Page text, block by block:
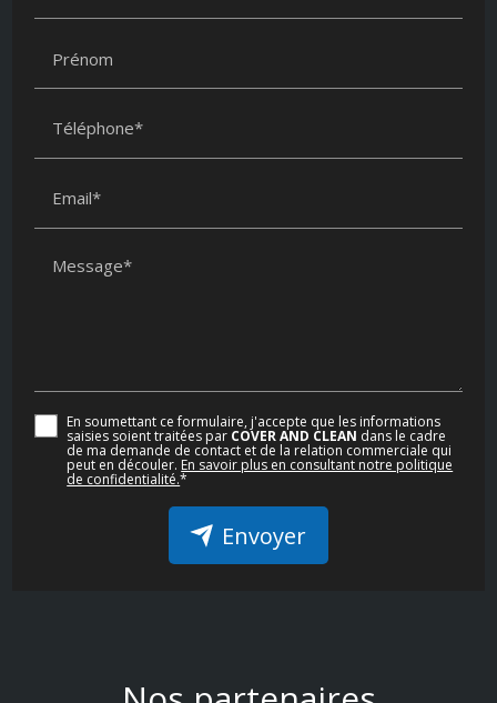
Prénom
Téléphone*
Email*
Message*
En soumettant ce formulaire, j'accepte que les informations
saisies soient traitées par COVER AND CLEAN dans le cadre
de ma demande de contact et de la relation commerciale qui
peut en découler. En savoir plus en consultant notre politique
de confidentialité.*
Envoyer